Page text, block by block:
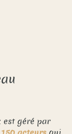
est géré par